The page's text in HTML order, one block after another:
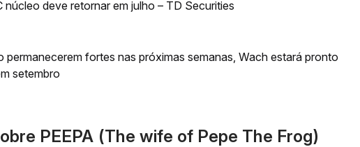
deve retornar em julho – TD Securities
permanecerem fortes nas próximas semanas, Wach estará pronto
setembro
PEEPA (The wife of Pepe The Frog)